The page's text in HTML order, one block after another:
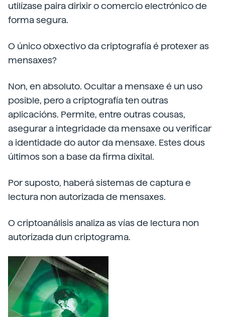
utilízase paira dirixir o comercio electrónico de
forma segura.
O único obxectivo da criptografía é protexer as
mensaxes?
Non, en absoluto. Ocultar a mensaxe é un uso
posible, pero a criptografía ten outras
aplicacións. Permite, entre outras cousas,
asegurar a integridade da mensaxe ou verificar
a identidade do autor da mensaxe. Estes dous
últimos son a base da firma dixital.
Por suposto, haberá sistemas de captura e
lectura non autorizada de mensaxes.
O criptoanálisis analiza as vías de lectura non
autorizada dun criptograma.